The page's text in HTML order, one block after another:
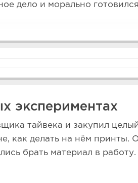
дело и морально
экспериментах
тайвека и закупил
как делать на нём принты.
брать материал в